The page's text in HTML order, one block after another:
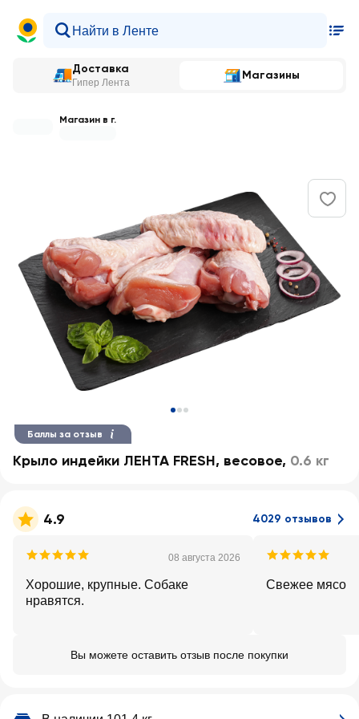
Доставка
Гипер Лента
Магазины
Магазин в г.
Баллы за отзыв
Крыло индейки ЛЕНТА FRESH, весовое, 0.6 кг
4.9 4029 отзывов
08 августа 2026
Хорошие, крупные. Собаке
нравятся.
Свежее мясо
Вы можете оставить отзыв после покупки